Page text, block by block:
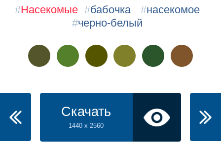
#Насекомые #бабочка #насекомое
#черно-белый
Скачать
1440 x 2560